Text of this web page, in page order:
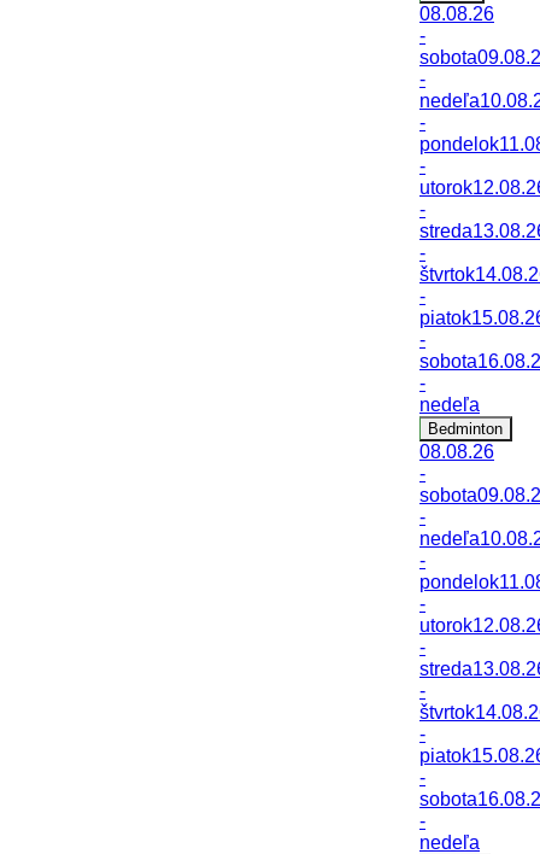
08.08.26
-
sobota
-
nedeľa
-
pondelok
-
utorok
-
streda
-
štvrtok
-
piatok
-
sobota
-
nedeľa
Bedminton
08.08.26
-
sobota
-
nedeľa
-
pondelok
-
utorok
-
streda
-
štvrtok
-
piatok
-
sobota
-
nedeľa